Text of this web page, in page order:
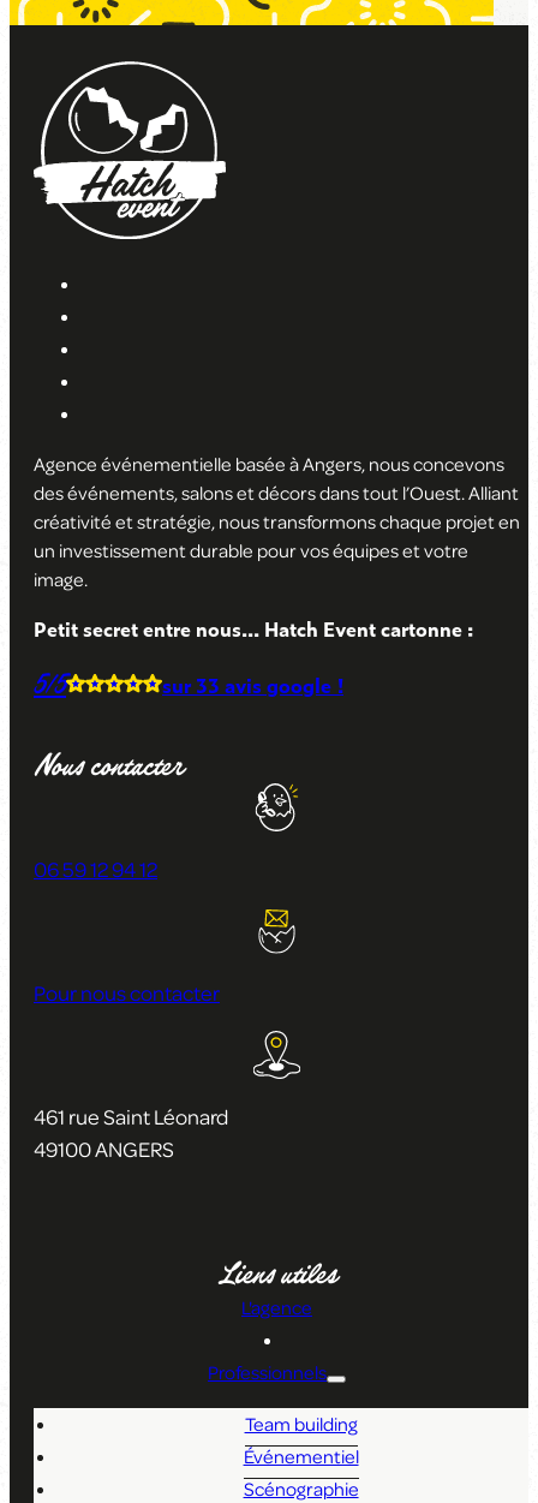
Agence événementielle basée à Angers, nous concevons
des événements, salons et décors dans tout l’Ouest. Alliant
créativité et stratégie, nous transformons chaque projet en
un investissement durable pour vos équipes et votre
image.
Petit secret entre nous... Hatch Event cartonne :
5/5 sur 33 avisgoogle !
Nous contacter
06 59 12 94 12
Pour nous contacter
461 rue Saint Léonard
49100 ANGERS
Liens utiles
L'agence
Professionnels
Team building
Événementiel
Scénographie